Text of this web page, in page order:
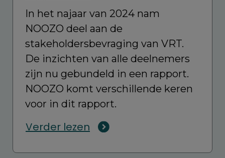
In het najaar van 2024 nam
NOOZO deel aan de
stakeholdersbevraging van VRT.
De inzichten van alle deelnemers
zijn nu gebundeld in een rapport.
NOOZO komt verschillende keren
voor in dit rapport.
Verder lezen